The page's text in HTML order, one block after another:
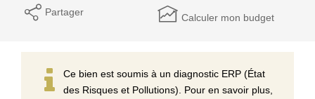
Partager Calculer mon budget
Ce bien est soumis à un diagnostic ERP (État
des Risques et Pollutions). Pour en savoir plus,